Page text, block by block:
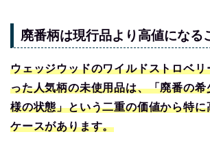
廃番柄は現行品より高値になる
ウェッジウッドのワイルドストロベリ
った人気柄の未使用品は、「廃番の
様の状態」という二重の価値から特に
ケースがあります。